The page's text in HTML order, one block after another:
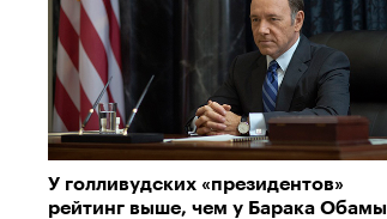
У голливудских «президентов»
рейтинг выше, чем у Барака Обамы